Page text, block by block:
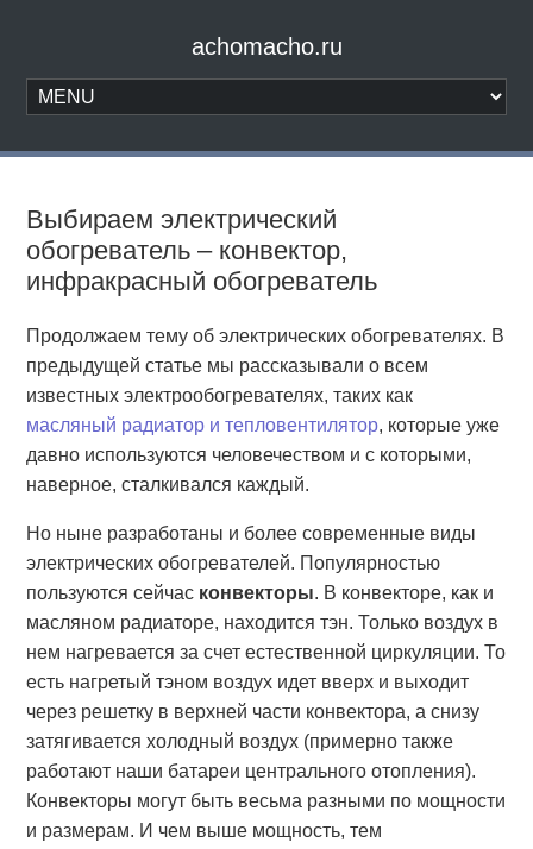
achomacho.ru
Выбираем электрический
обогреватель – конвектор,
инфракрасный обогреватель
Продолжаем тему об электрических обогревателях. В
предыдущей статье мы рассказывали о всем
известных электрообогревателях, таких как
масляный радиатор и тепловентилятор, которые уже
давно используются человечеством и с которыми,
наверное, сталкивался каждый.
Но ныне разработаны и более современные виды
электрических обогревателей. Популярностью
пользуются сейчас конвекторы. В конвекторе, как и
масляном радиаторе, находится тэн. Только воздух в
нем нагревается за счет естественной циркуляции. То
есть нагретый тэном воздух идет вверх и выходит
через решетку в верхней части конвектора, а снизу
затягивается холодный воздух (примерно также
работают наши батареи центрального отопления).
Конвекторы могут быть весьма разными по мощности
и размерам. И чем выше мощность, тем